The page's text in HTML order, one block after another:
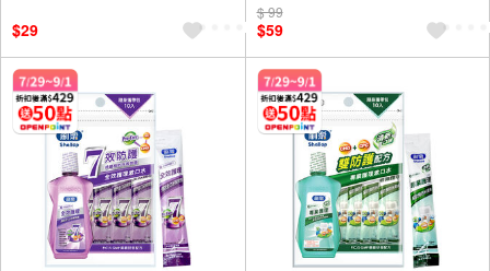
$29
$ 99
$59